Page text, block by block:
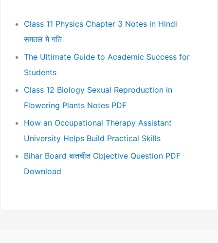
Class 11 Physics Chapter 3 Notes in Hindi
समतल मे गति
The Ultimate Guide to Academic Success for
Students
Class 12 Biology Sexual Reproduction in
Flowering Plants Notes PDF
How an Occupational Therapy Assistant
University Helps Build Practical Skills
Bihar Board बातचीत Objective Question PDF
Download